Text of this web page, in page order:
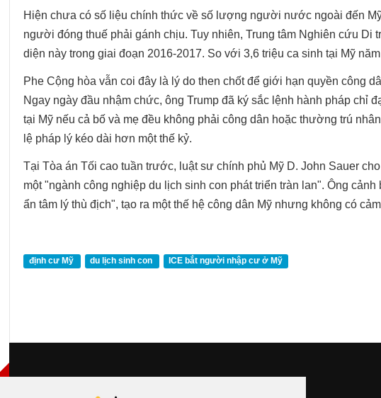
Hiện chưa có số liệu chính thức về số lượng người nước ngoài đến
người đóng thuế phải gánh chịu. Tuy nhiên, Trung tâm Nghiên cứu Di
diện này trong giai đoạn 2016-2017. So với 3,6 triệu ca sinh tại Mỹ
Phe Cộng hòa vẫn coi đây là lý do then chốt để giới hạn quyền công
Ngay ngày đầu nhậm chức, ông Trump đã ký sắc lệnh hành pháp chỉ
tại Mỹ nếu cả bố và mẹ đều không phải công dân hoặc thường trú
lệ pháp lý kéo dài hơn một thế kỷ.
Tại Tòa án Tối cao tuần trước, luật sư chính phủ Mỹ D. John Sauer
một "ngành công nghiệp du lịch sinh con phát triển tràn lan". Ông
ẩn tâm lý thù địch", tạo ra một thế hệ công dân Mỹ nhưng không có
định cư Mỹ du lịch sinh con ICE bắt người nhập cư ở Mỹ